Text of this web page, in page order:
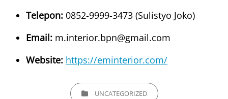
Telepon: 0852-9999-3473 (Sulistyo Joko)
Email: m.interior.bpn@gmail.com
Website: https://eminterior.com/
CATEGORIESUNCATEGORIZED